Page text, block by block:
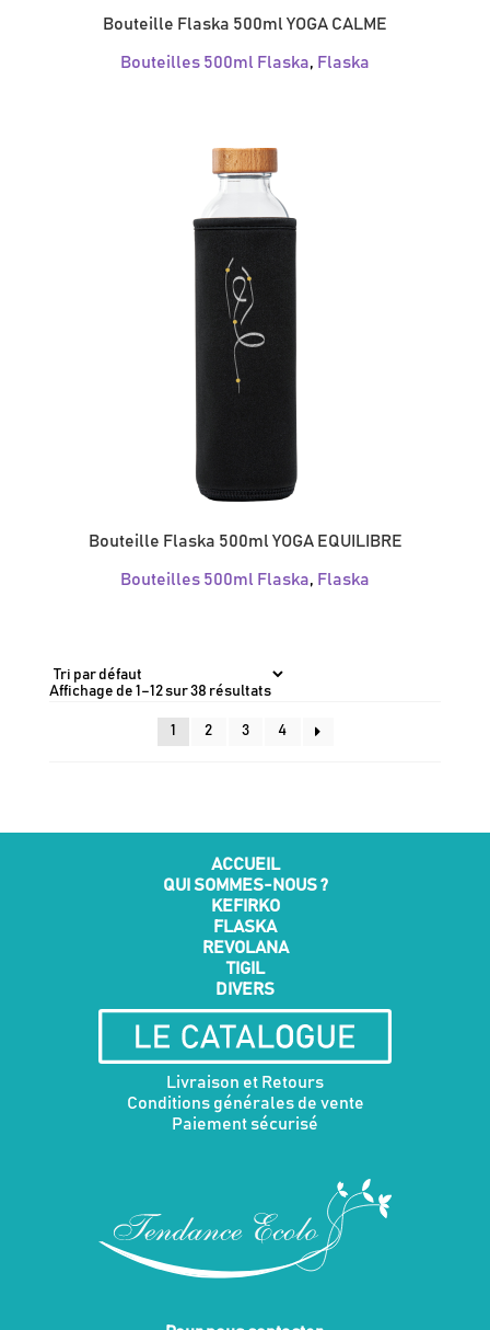
Bouteille Flaska 500ml YOGA CALME
Bouteilles 500ml Flaska, Flaska
Bouteille Flaska 500ml YOGA EQUILIBRE
Bouteilles 500ml Flaska, Flaska
Affichage de 1–12 sur 38 résultats
1 2 3 4
ACCUEIL
QUI SOMMES-NOUS ?
KEFIRKO
FLASKA
REVOLANA
TIGIL
DIVERS
Livraison et Retours
Conditions générales de vente
Paiement sécurisé